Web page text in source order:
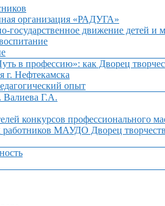
организация «РАДУГА»
государственное движение детей
в профессию»: как Дворец
г. Нефтекамска
опыт
Г.А.
конкурсов профессионального
работников МАУДО Дворец